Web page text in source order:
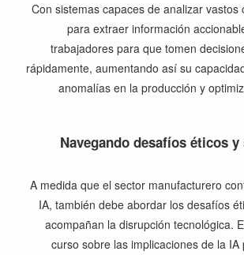
Con sistemas capaces de analizar vastos
para extraer información
trabajadores para que tomen
rápidamente, aumentando así su
anomalías en la producción y
Navegando desafíos éticos
A medida que el sector manufacturero
IA, también debe abordar los desafíos
acompañan la disrupción tecnológica.
curso sobre las implicaciones de la